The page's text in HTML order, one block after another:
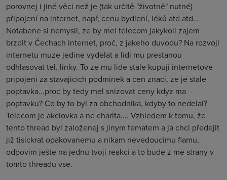
porovnej i jiné věci než je (tak určitě "životně" nutné)
připojení na internet, např, cenu bydlení, léků atd atd...
Notabene si nemysli, ze by mel telecom jakykoli zajem
brzdit v Čechach internet, proč, z jakeho duvodu? Na rozvoji
internetu muze jedine vydelat a lidi mu prestanou
odhlasovat tel. linky. To ze mu lide stale kupuji internetove
pripojeni za stavajicich podminek a cen znaci, ze je stale
poptavka...proc by tedy mel snizovat ceny kdyz ma
poptavku? Co by to byl za obchodnika, kdyby to nedelal?
Telecom je akciovka a ne charita.... Vzhledem k tomu, že
tento thread byl založenej s jinym tematem a ja chci předejit
již tisickrat opakovanemu a nikam nevedoucimu flamu,
odpovim ješte na jednu tvoji reakci a to bude z me strany v
tomto threadu vse.